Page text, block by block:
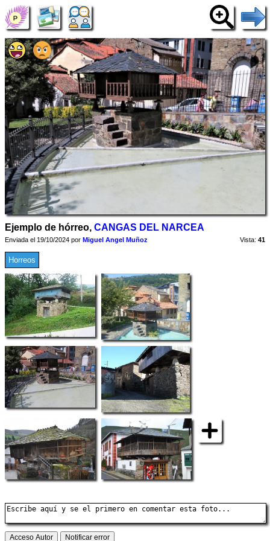
Ejemplo de hórreo, CANGAS DEL NARCEA
Enviada el 19/10/2024 por Miguel Angel Muñoz Vista: 41
Horreos